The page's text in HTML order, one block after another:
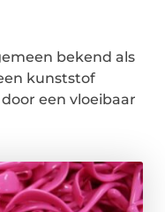
bekend als
kunststof
een vloeibaar